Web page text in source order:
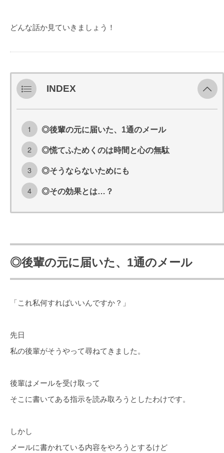
どんな話か見ていきましょう！
INDEX
◎後輩の元に届いた、1通のメール
◎慌てふためくのは時間と心の無駄
◎そうならないためにも
◎その効果とは…？
◎後輩の元に届いた、1通のメール
「これ私何すればいいんですか？」
先日
私の後輩がそうやって尋ねてきました。
後輩はメールを受け取って
そこに書いてある指示を読み取ろうとしたわけです。
しかし
メールに書かれている内容をやろうとするけど